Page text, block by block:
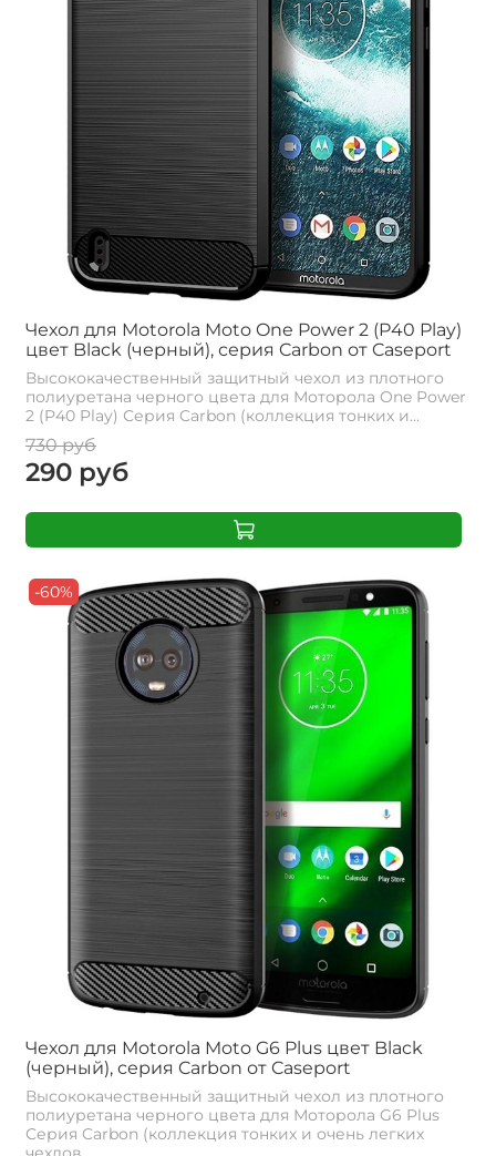
Чехол для Motorola Moto One Power 2 (P40 Play)
цвет Black (черный), серия Carbon от Caseport
Высококачественный защитный чехол из плотного
полиуретана черного цвета для Моторола One Power
2 (P40 Play) Серия Carbon (коллекция тонких и...
730 руб
290 руб
-60%
Чехол для Motorola Moto G6 Plus цвет Black
(черный), серия Carbon от Caseport
Высококачественный защитный чехол из плотного
полиуретана черного цвета для Моторола G6 Plus
Серия Carbon (коллекция тонких и очень легких